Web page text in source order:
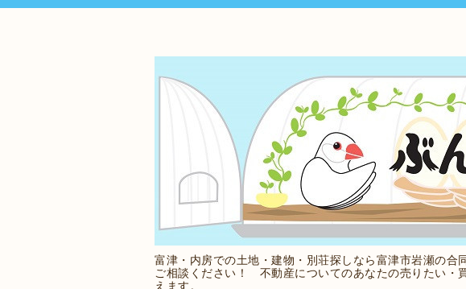
富津・内房での土地・建物・別荘探しなら富津市岩瀬の合
ご相談ください！ 不動産についてのあなたの売りたい・
えます。